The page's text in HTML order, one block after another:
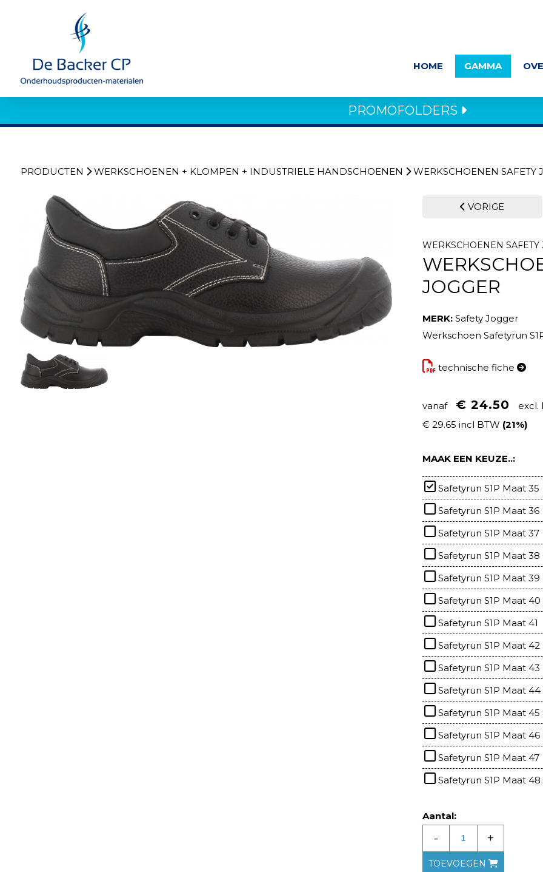
HOME GAMMA
PROMOFOLDERS
PRODUCTEN WERKSCHOENEN + KLOMPEN + INDUSTRIELE HANDSCHOENEN WERKSCHOENEN SAFETY
VORIGE
WERKSCHOENEN SAFETY
JOGGER
MERK: Safety Jogger
Werkschoen Safetyrun
technische fiche
vanaf € 24.50
excl.
€ 29.65 incl BTW (21%)
MAAK EEN KEUZE..:
Safetyrun S1P Maat 35
Safetyrun S1P Maat 36
Safetyrun S1P Maat 37
Safetyrun S1P Maat 38
Safetyrun S1P Maat 39
Safetyrun S1P Maat 40
Safetyrun S1P Maat 41
Safetyrun S1P Maat 42
Safetyrun S1P Maat 43
Safetyrun S1P Maat 44
Safetyrun S1P Maat 45
Safetyrun S1P Maat 46
Safetyrun S1P Maat 47
Safetyrun S1P Maat 48
Aantal:
- +
TOEVOEGEN